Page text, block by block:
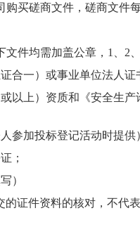
购买磋商文件，磋商文件
件均需加盖公章， 1 2
合一）或事业单位法人证
以上） 资质和《安全生产
参加投标登记活动时提
；
）
的证件资料的核对，不